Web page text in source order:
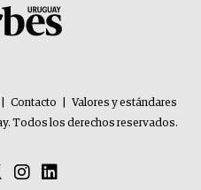
Contacto
Valores y estándares
Todos los derechos reservados.